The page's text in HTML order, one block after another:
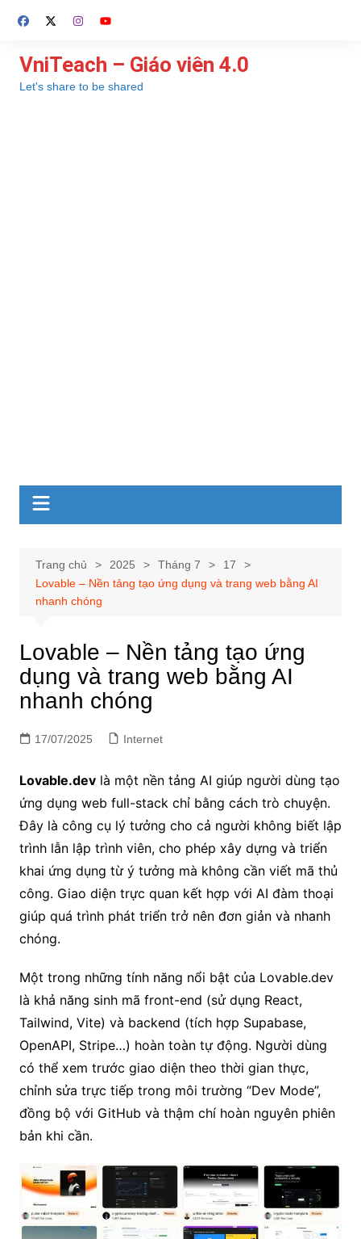
đến
dung
VniTeach – Giáo viên 4.0
Let's share to be shared
Trang chủ 2025 Tháng 7
17
Lovable – Nền tảng tạo ứng dụng và trang web bằng AI
nhanh chóng
Lovable – Nền tảng tạo ứng
dụng và trang web bằng AI
nhanh chóng
17/07/2025 Internet
Lovable.devlà một nền tảng AI giúp người dùng tạo
ứng dụng web full-stack chỉ bằng cách trò chuyện.
Đây là công cụ lý tưởng cho cả người không biết lập
trình lẫn lập trình viên, cho phép xây dựng và triển
khai ứng dụng từ ý tưởng mà không cần viết mã thủ
công. Giao diện trực quan kết hợp với AI đàm thoại
giúp quá trình phát triển trở nên đơn giản và nhanh
chóng.
Một trong những tính năng nổi bật của Lovable.dev
là khả năng sinh mã front-end (sử dụng React,
Tailwind, Vite) và backend (tích hợp Supabase,
OpenAPI, Stripe…) hoàn toàn tự động. Người dùng
có thể xem trước giao diện theo thời gian thực,
chỉnh sửa trực tiếp trong môi trường “Dev Mode”,
đồng bộ với GitHub và thậm chí hoàn nguyên phiên
bản khi cần.